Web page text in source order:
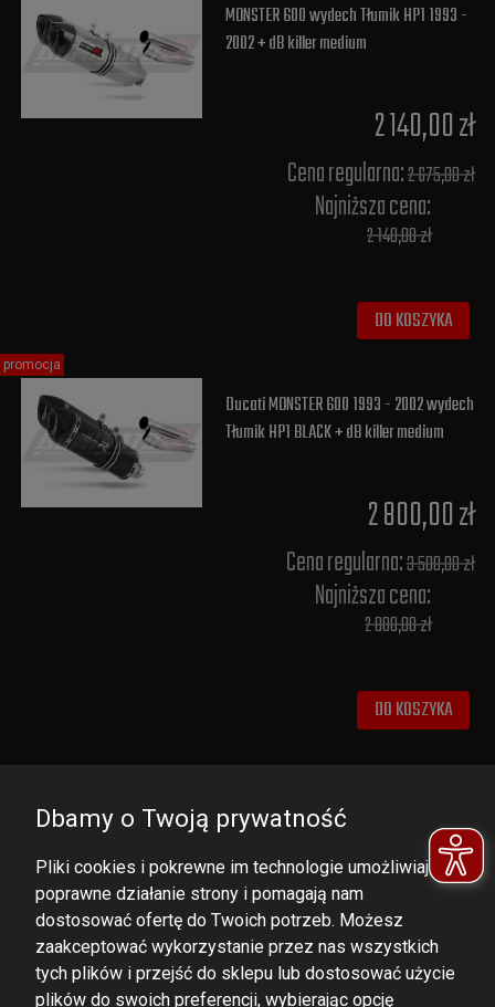
MONSTER 600 wydech Tłumik HP1 1993 -
2002 + dB killer medium
2 140,00 zł
Cena regularna:2 675,00 zł
Najniższa cena:
2 140,00 zł
DO KOSZYKA
Ducati MONSTER 600 1993 - 2002 wydech
Tłumik HP1 BLACK + dB killer medium
2 800,00 zł
Cena regularna:3 500,00 zł
Najniższa cena:
2 800,00 zł
DO KOSZYKA
promocja
DOMINATOR GROUP Sp. z o.o.
Dbamy o Twoją prywatność
Pliki cookies i pokrewne im technologie umożliwiają
poprawne działanie strony i pomagają nam
dostosować ofertę do Twoich potrzeb. Możesz
zaakceptować wykorzystanie przez nas wszystkich
tych plików i przejść do sklepu lub dostosować użycie
plików do swoich preferencji, wybierając opcję